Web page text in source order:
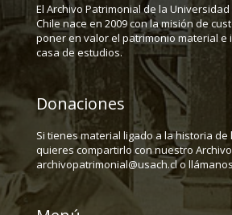
El Archivo Patrimonial de la
Chile nace en 2009 con la misión de
poner en valor el patrimonio material e
casa de estudios.
Donaciones
Si tienes material ligado a la historia
quieres compartirlo con nuestro
archivopatrimonial@usach.cl o